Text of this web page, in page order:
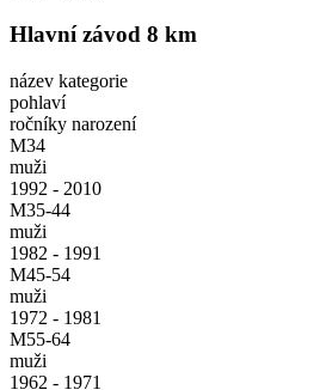
Hlavní závod 8 km
název kategorie
pohlaví
ročníky narození
M34
muži
1992 - 2010
M35-44
muži
1982 - 1991
M45-54
muži
1972 - 1981
M55-64
muži
1962 - 1971